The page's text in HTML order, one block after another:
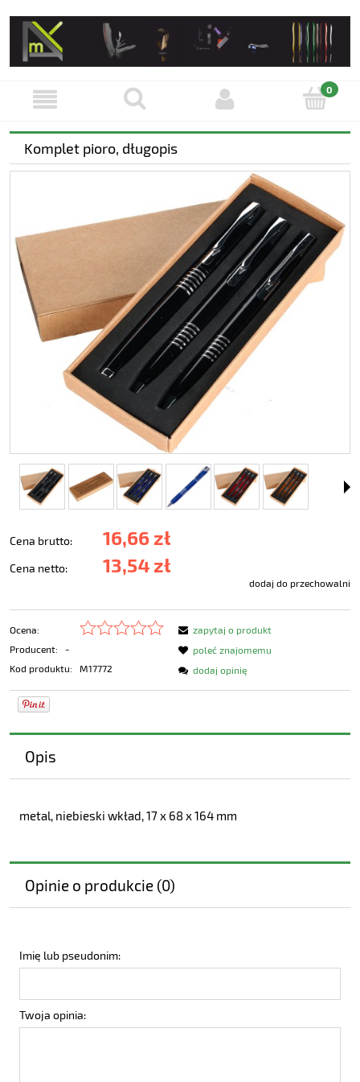
Komplet pioro, długopis
Cena brutto: 16,66 zł
Cena netto: 13,54 zł
dodaj do przechowalni
Ocena:
Producent:
-
Kod produktu:
M17772
zapytaj o produkt
poleć znajomemu
dodaj opinię
Opis
metal, niebieski wkład, 17 x 68 x 164 mm
Opinie o produkcie (0)
Imię lub pseudonim:
Twoja opinia: